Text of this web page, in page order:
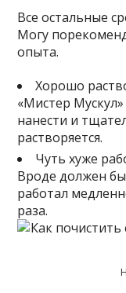
Все остальные
Могу
опыта.
Хорошо
«Мистер
нанести и
растворяется.
Чуть хуже
Вроде должен
работал
раза.